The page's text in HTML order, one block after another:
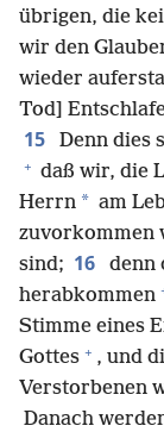
übrigen, die
wir den
wieder
Tod]
15 Denn dies
+ daß wir, die
Herrn * am
zuvorkommen
sind; 16 denn
herabkommen
Stimme eines
Gottes + , und
Verstorbenen
Danach